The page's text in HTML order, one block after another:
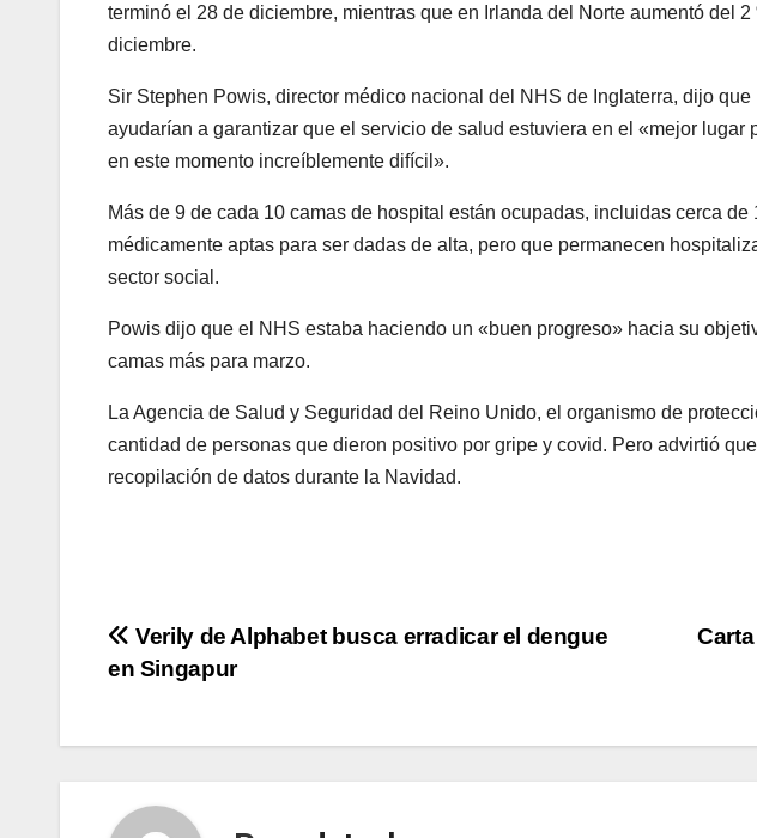
terminó el 28 de diciembre, mientras que en Irlanda del Norte aumentó del
diciembre.
Sir Stephen Powis, director médico nacional del NHS de Inglaterra, dijo
ayudarían a garantizar que el servicio de salud estuviera en el «mejor
en este momento increíblemente difícil».
Más de 9 de cada 10 camas de hospital están ocupadas, incluidas cerca
médicamente aptas para ser dadas de alta, pero que permanecen
sector social.
Powis dijo que el NHS estaba haciendo un «buen progreso» hacia su
camas más para marzo.
La Agencia de Salud y Seguridad del Reino Unido, el organismo de
cantidad de personas que dieron positivo por gripe y covid. Pero advirtió
recopilación de datos durante la Navidad.
Navegación
entradas
Verily de Alphabet busca erradicar el dengue
en Singapur